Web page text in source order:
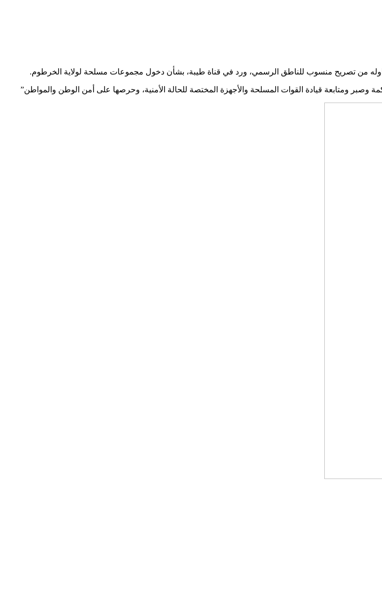
من تصريح منسوب للناطق الرسمي، ورد في قناة طيبة، بشأن دخول مجموعات مسلحة لولاية الخرطوم.
وصبر ومتابعة قيادة القوات المسلحة والأجهزة المختصة للحالة الأمنية، وحرصها على أمن الوطن والمواطن”